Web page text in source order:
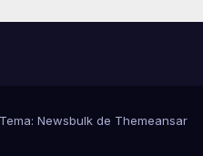
Tema: Newsbulkde Themeansar